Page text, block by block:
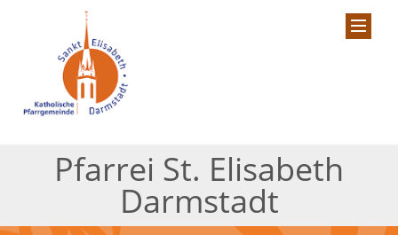
Pfarrei St. Elisabeth
Darmstadt